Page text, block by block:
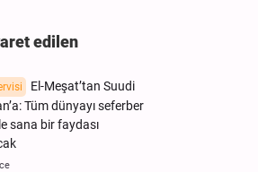
edilen
El-Meşat’tan Suudi
Tüm dünyayı seferber
sana bir faydası